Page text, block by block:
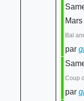
Bal
par
Coup
par